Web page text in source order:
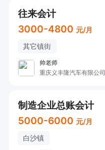
往来会计
3000-4800 元/月
其它镇街
帅老师
重庆义丰隆汽车有限公司
制造企业总账会计
5000-6000 元/月
白沙镇